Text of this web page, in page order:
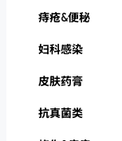
痔疮&便秘
妇科感染
皮肤药膏
抗真菌类